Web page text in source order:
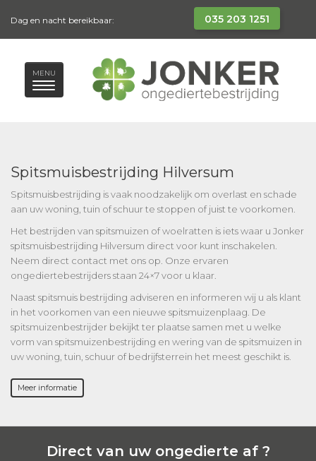
Dag en nacht bereikbaar: 035 203 1251
MENU
Spitsmuisbestrijding Hilversum
Spitsmuisbestrijding is vaak noodzakelijk om overlast en schade
aan uw woning, tuin of schuur te stoppen of juist te voorkomen.
Het bestrijden van spitsmuizen of woelratten is iets waar u Jonker
spitsmuisbestrijding Hilversum direct voor kunt inschakelen.
Neem direct contact met ons op. Onze ervaren
ongediertebestrijders staan 24×7 voor u klaar.
Naast spitsmuis bestrijding adviseren en informeren wij u als klant
in het voorkomen van een nieuwe spitsmuizenplaag. De
spitsmuizenbestrijder bekijkt ter plaatse samen met u welke
vorm van spitsmuizenbestrijding en wering van de spitsmuizen in
uw woning, tuin, schuur of bedrijfsterrein het meest geschikt is.
Meer informatie
Direct van uw ongedierte af ?